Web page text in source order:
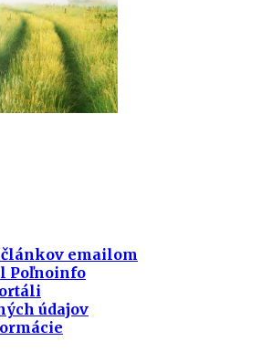
emailom
Poľnoinfo
údajov